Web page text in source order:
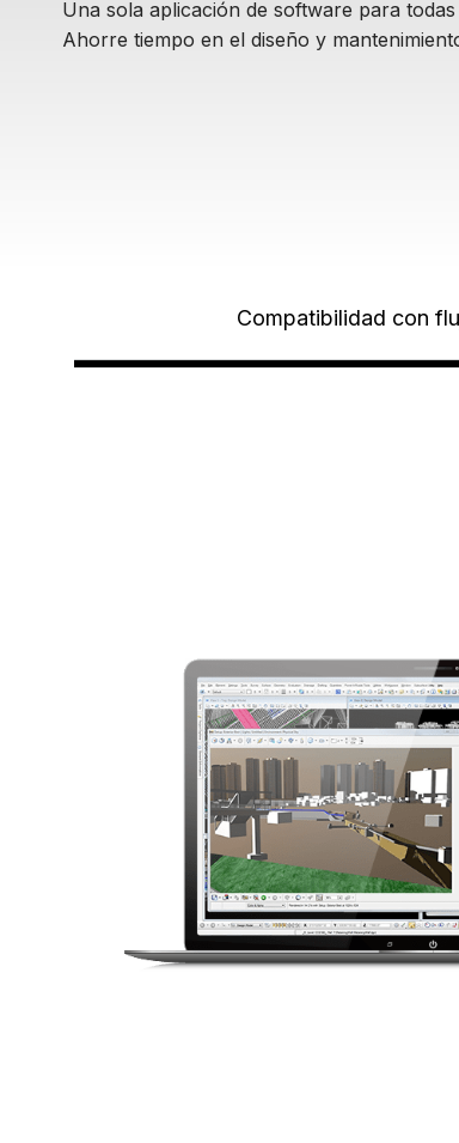
Una sola aplicación de software para
Ahorre tiempo en el diseño y
Compatibilidad con